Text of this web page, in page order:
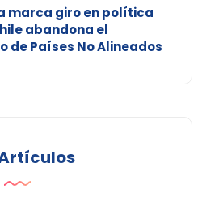
marca giro en política
abandona el
de Países No Alineados